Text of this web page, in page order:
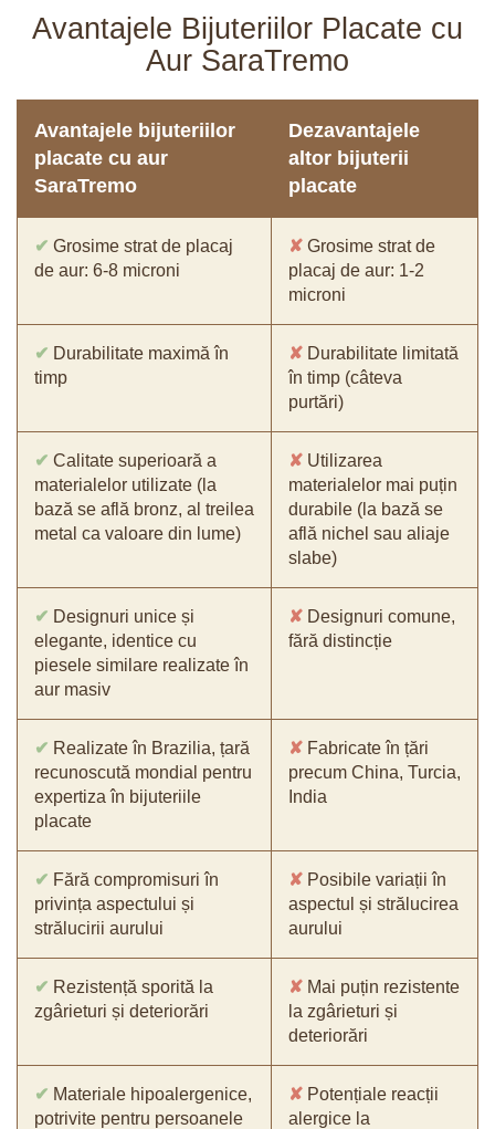
Avantajele Bijuteriilor Placate cu
Aur SaraTremo
Avantajele bijuteriilor
placate cu aur
SaraTremo
Dezavantajele
altor bijuterii
placate
✔ Grosime strat de placaj
de aur: 6-8 microni
✘ Grosime strat de
placaj de aur: 1-2
microni
✔ Durabilitate maximă în
timp
✘ Durabilitate limitată
în timp (câteva
purtări)
✔ Calitate superioară a
materialelor utilizate (la
bază se află bronz, al treilea
metal ca valoare din lume)
✘ Utilizarea
materialelor mai puțin
durabile (la bază se
află nichel sau aliaje
slabe)
✔ Designuri unice și
elegante, identice cu
piesele similare realizate în
aur masiv
✘ Designuri comune,
fără distincție
✔ Realizate în Brazilia, țară
recunoscută mondial pentru
expertiza în bijuteriile
placate
✘ Fabricate în țări
precum China, Turcia,
India
✔ Fără compromisuri în
privința aspectului și
strălucirii aurului
✘ Posibile variații în
aspectul și strălucirea
aurului
✔ Rezistență sporită la
zgârieturi și deteriorări
✘ Mai puțin rezistente
la zgârieturi și
deteriorări
✔ Materiale hipoalergenice,
potrivite pentru persoanele
✘ Potențiale reacții
alergice la